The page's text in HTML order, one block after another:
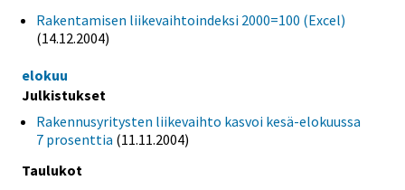
Rakentamisen liikevaihtoindeksi 2000=100 (Excel)
(14.12.2004)
elokuu
Julkistukset
Rakennusyritysten liikevaihto kasvoi kesä-elokuussa
7 prosenttia (11.11.2004)
Taulukot